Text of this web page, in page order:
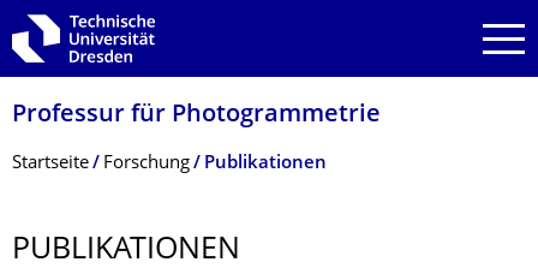
Zur Hauptnavigation springen
Zur Suche springen
Zum Inhalt springen
Professur für Photogrammetrie
Breadcrumb-Menü
Startseite Forschung Publikationen
PUBLIKATIONEN